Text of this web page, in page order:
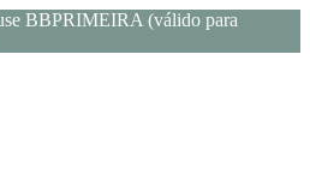
BBPRIMEIRA (válido para